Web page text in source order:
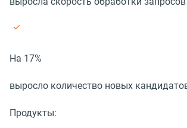
На 17%
выросло количество новых
Продукты: